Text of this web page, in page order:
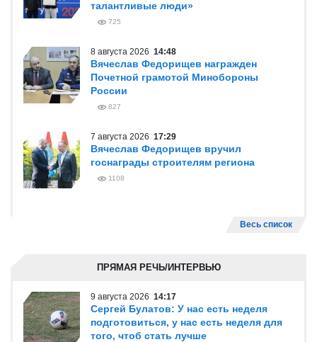
талантливые люди»
725
8 августа 2026 14:48
Вячеслав Федорищев награжден
Почетной грамотой Минобороны
России
827
7 августа 2026 17:29
Вячеслав Федорищев вручил
госнаграды строителям региона
1108
Весь список
ПРЯМАЯ РЕЧЬ/ИНТЕРВЬЮ
9 августа 2026 14:17
Сергей Булатов: У нас есть неделя
подготовиться, у нас есть неделя для
того, чтоб стать лучше